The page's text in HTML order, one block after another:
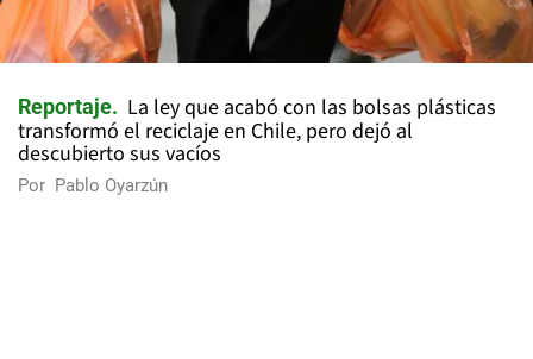
Reportaje
La ley que acabó con las bolsas plásticas
transformó el reciclaje en Chile, pero dejó al
descubierto sus vacíos
Por Pablo Oyarzún